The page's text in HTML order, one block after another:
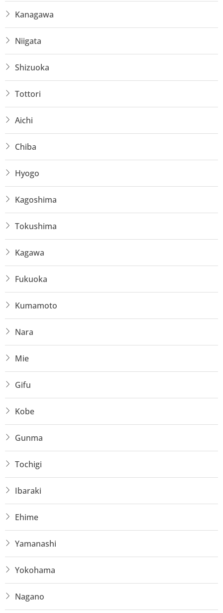
Kanagawa
Niigata
Shizuoka
Tottori
Aichi
Chiba
Hyogo
Kagoshima
Tokushima
Kagawa
Fukuoka
Kumamoto
Nara
Mie
Gifu
Kobe
Gunma
Tochigi
Ibaraki
Ehime
Yamanashi
Yokohama
Nagano